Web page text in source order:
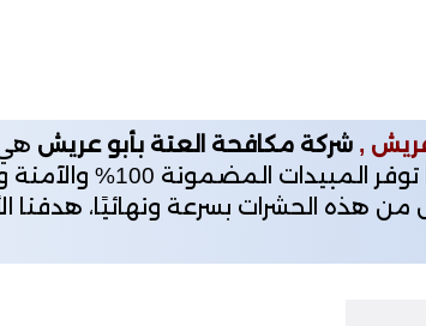
عريش ,شركة مكافحة العتة بأبو عريش
الشركات على
هذه الحشرات بسرعة ونهائيًا، هدفنا